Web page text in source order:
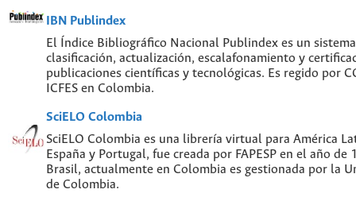
IBN Publindex
El Índice Bibliográfico Nacional Publindex es un
clasificación, actualización, escalafonamiento y
publicaciones científicas y tecnológicas. Es regido por
ICFES en Colombia.
SciELO Colombia
SciELO Colombia es una librería virtual para América
España y Portugal, fue creada por FAPESP en el año de
Brasil, actualmente en Colombia es gestionada por la
de Colombia.